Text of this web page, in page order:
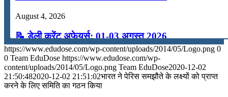
August 4, 2026
📝 डेली करेंट अफेयर्स: 01-03 अगस्त 2026
July 31, 2026
📝 डेली करेंट अफेयर्स: 28-31 जुलाई 2026
https://www.edudose.com/wp-content/uploads/2014/05/Logo.png 0
0 Team EduDose https://www.edudose.com/wp-
content/uploads/2014/05/Logo.png Team EduDose2020-12-02
21:50:482020-12-02 21:51:02भारत ने पेरिस समझौते के लक्ष्यों को प्राप्त
करने के लिए समिति का गठन किया